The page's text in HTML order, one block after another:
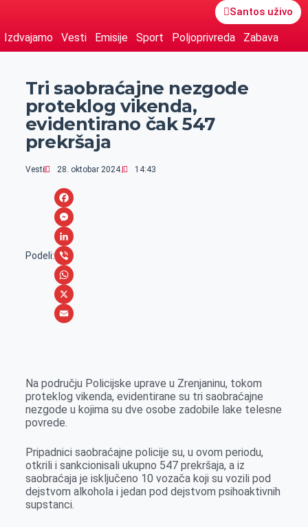
Santos uživo
Izdvajamo Vesti Emisije Sport Poljoprivreda Zabava
Tri saobraćajne nezgode
proteklog vikenda,
evidentirano čak 547
prekršaja
Vesti 28. oktobar 2024. 14:43
Podeli:
F
a
c
e
b
o
M
e
s
s
e
r
L
i
n
k
n
V
i
b
W
h
A
p
p
X
i
l
Na području Policijske uprave u Zrenjaninu, tokom
proteklog vikenda, evidentirane su tri saobraćajne
nezgode u kojima su dve osobe zadobile lake telesne
povrede.
Pripadnici saobraćajne policije su, u ovom periodu,
otkrili i sankcionisali ukupno 547 prekršaja, a iz
saobraćaja je isključeno 10 vozača koji su vozili pod
dejstvom alkohola i jedan pod dejstvom psihoaktivnih
supstanci.